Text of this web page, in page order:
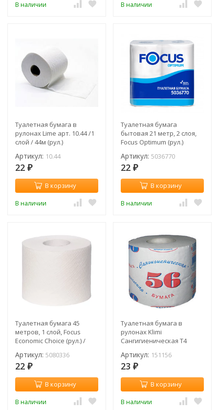
В наличии В наличии
Туалетная бумага в
рулонах Lime арт. 10.44 /1
слой / 44м (рул.)
Артикул: 10.44
22 ₽
В корзину
В наличии
Туалетная бумага
бытовая 21 метр, 2 слоя,
Focus Optimum (рул.)
Артикул: 5036770
22 ₽
В корзину
В наличии
Туалетная бумага 45
метров, 1 слой, Focus
Economic Choice (рул.) /
Артикул: 5080336
22 ₽
В корзину
В наличии
Туалетная бумага в
рулонах Klimi
Сангигиеническая T4
Артикул: 151156
23 ₽
В корзину
В наличии